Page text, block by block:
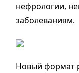
нефрологии,
заболеваниям.
Новый формат